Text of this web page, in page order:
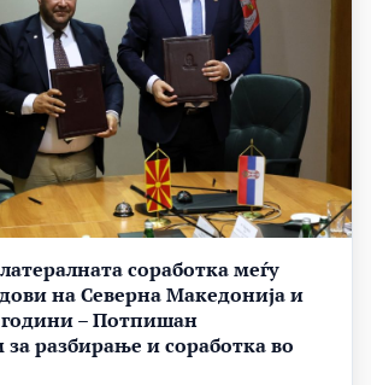
соработка меѓу
на Северна Македонија и
години – Потпишан
разбирање и соработка во